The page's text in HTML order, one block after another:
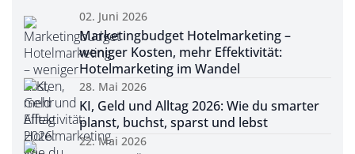
02. Juni 2026
Marketingbudget Hotelmarketing –
weniger Kosten, mehr Effektivität:
Hotelmarketing im Wandel
28. Mai 2026
KI, Geld und Alltag 2026: Wie du smarter
planst, buchst, sparst und lebst
22. Mai 2026